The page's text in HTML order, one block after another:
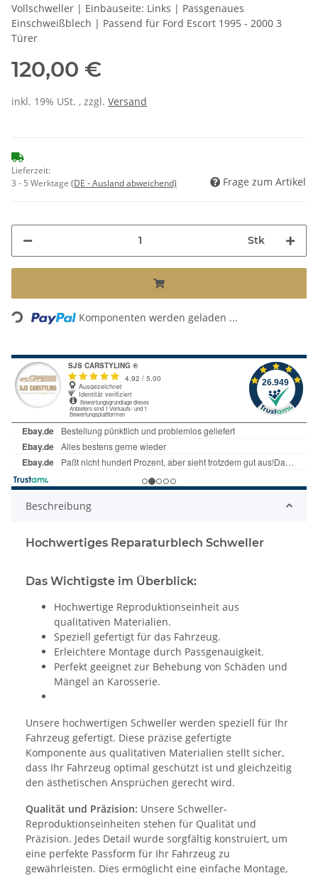
Vollschweller | Einbauseite: Links | Passgenaues
Einschweißblech | Passend für Ford Escort 1995 - 2000 3
Türer
120,00 €
inkl. 19% USt. , zzgl. Versand
Lieferzeit:
3 - 5 Werktage (DE - Ausland abweichend) Frage zum Artikel
Stk
Loading... Komponenten werden geladen ...
Beschreibung
Hochwertiges Reparaturblech Schweller
Das Wichtigste im Überblick:
Hochwertige Reproduktionseinheit aus
qualitativen Materialien.
Speziell gefertigt für das Fahrzeug.
Erleichtere Montage durch Passgenauigkeit.
Perfekt geeignet zur Behebung von Schäden und
Mängel an Karosserie.
Unsere hochwertigen Schweller werden speziell für Ihr
Fahrzeug gefertigt. Diese präzise gefertigte
Komponente aus qualitativen Materialien stellt sicher,
dass Ihr Fahrzeug optimal geschützt ist und gleichzeitig
den ästhetischen Ansprüchen gerecht wird.
Qualität und Präzision: Unsere Schweller-
Reproduktionseinheiten stehen für Qualität und
Präzision. Jedes Detail wurde sorgfältig konstruiert, um
eine perfekte Passform für Ihr Fahrzeug zu
gewährleisten. Dies ermöglicht eine einfache Montage,